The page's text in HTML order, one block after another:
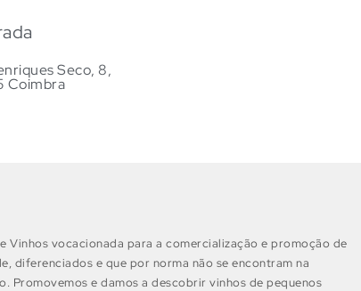
Seco, 8,
Coimbra
Vinhos vocacionada para a comercialização e promoção de
diferenciados e que por norma não se encontram na
Promovemos e damos a descobrir vinhos de pequenos